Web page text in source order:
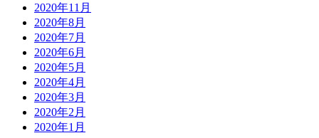
2020年11月
2020年8月
2020年7月
2020年6月
2020年5月
2020年4月
2020年3月
2020年2月
2020年1月